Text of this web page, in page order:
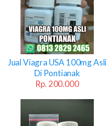
Jual Viagra USA 100mg Asli
Di Pontianak
Rp. 200.000